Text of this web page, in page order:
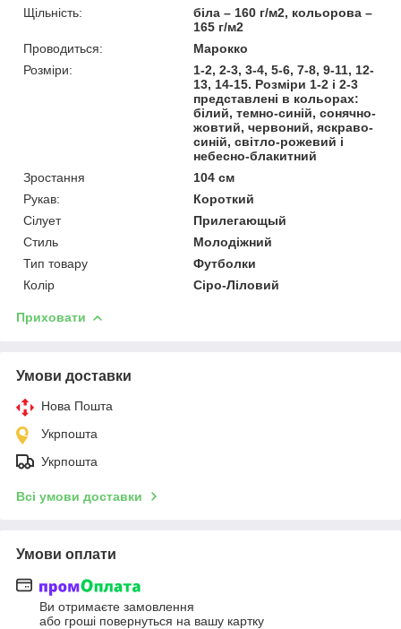
Щільність:
біла – 160 г/м2, кольорова –
165 г/м2
Проводиться:
Марокко
Розміри:
1-2, 2-3, 3-4, 5-6, 7-8, 9-11, 12-
13, 14-15. Розміри 1-2 і 2-3
представлені в кольорах:
білий, темно-синій, сонячно-
жовтий, червоний, яскраво-
синій, світло-рожевий і
небесно-блакитний
Зростання
104 см
Рукав:
Короткий
Сілует
Прилегающый
Стиль
Молодіжний
Тип товару
Футболки
Колір
Сіро-Ліловий
Приховати
Умови доставки
Нова Пошта
Укрпошта
Укрпошта
Всі умови доставки
Умови оплати
Ви отримаєте замовлення
або гроші повернуться на вашу картку